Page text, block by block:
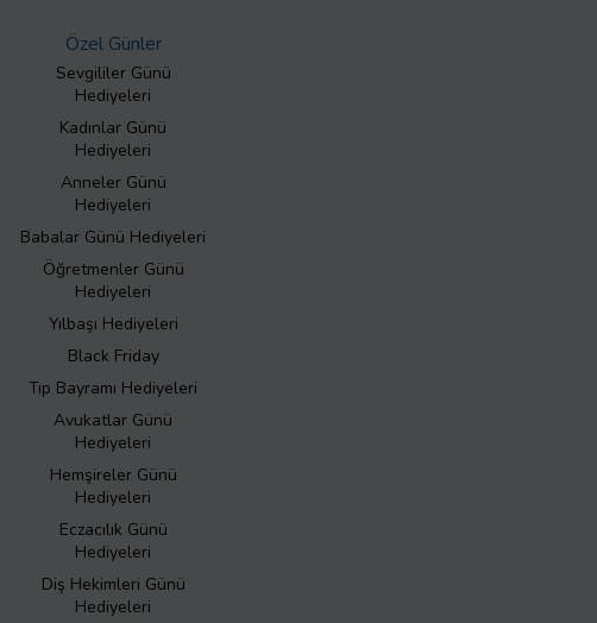
Özel Günler
Sevgililer Günü
Hediyeleri
Kadınlar Günü
Hediyeleri
Anneler Günü
Hediyeleri
Babalar Günü Hediyeleri
Öğretmenler Günü
Hediyeleri
Yılbaşı Hediyeleri
Black Friday
Tıp Bayramı Hediyeleri
Avukatlar Günü
Hediyeleri
Hemşireler Günü
Hediyeleri
Eczacılık Günü
Hediyeleri
Diş Hekimleri Günü
Hediyeleri